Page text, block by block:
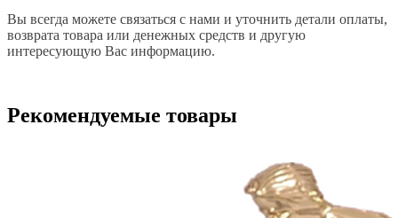
Вы всегда можете связаться с нами и уточнить детали оплаты,
возврата товара или денежных средств и другую
интересующую Вас информацию.
Рекомендуемые товары